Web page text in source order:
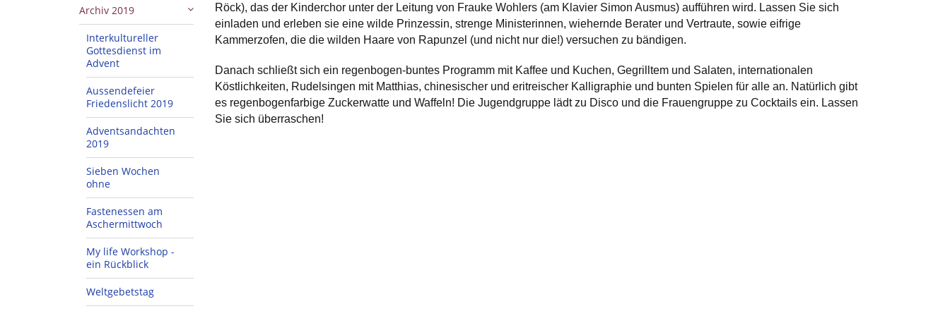
Archiv 2019
Interkultureller
Gottesdienst im
Advent
Aussendefeier
Friedenslicht 2019
Adventsandachten
2019
Sieben Wochen
ohne
Fastenessen am
Aschermittwoch
My life Workshop -
ein Rückblick
Weltgebetstag
Röck), das der Kinderchor unter der Leitung von Frauke Wohlers (am Klavier Simon Ausmus) aufführen wird. Lassen Sie sich
einladen und erleben sie eine wilde Prinzessin, strenge Ministerinnen, wiehernde Berater und Vertraute, sowie eifrige
Kammerzofen, die die wilden Haare von Rapunzel (und nicht nur die!) versuchen zu bändigen.
Danach schließt sich ein regenbogen-buntes Programm mit Kaffee und Kuchen, Gegrilltem und Salaten, internationalen
Köstlichkeiten, Rudelsingen mit Matthias, chinesischer und eritreischer Kalligraphie und bunten Spielen für alle an. Natürlich gibt
es regenbogenfarbige Zuckerwatte und Waffeln! Die Jugendgruppe lädt zu Disco und die Frauengruppe zu Cocktails ein. Lassen
Sie sich überraschen!